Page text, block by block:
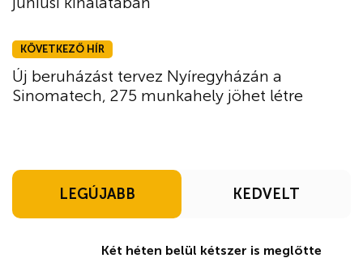
KÖVETKEZŐ HÍR
Új beruházást tervez Nyíregyházán a
Sinomatech, 275 munkahely jöhet létre
LEGÚJABB KEDVELT
Két héten belül kétszer is meglőtte